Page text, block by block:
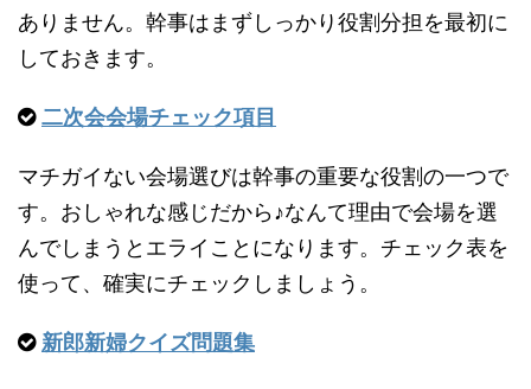
ありません。幹事はまずしっかり役割分担を最初に
しておきます。
二次会会場チェック項目
マチガイない会場選びは幹事の重要な役割の一つで
す。おしゃれな感じだから♪なんて理由で会場を選
んでしまうとエライことになります。チェック表を
使って、確実にチェックしましょう。
新郎新婦クイズ問題集